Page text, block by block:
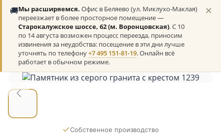
🚚Мы расширяемся. Офис в Беляево (ул. Миклухо-Маклая)
переезжает в более просторное помещение —
Старокалужское шоссе, 62 (м. Воронцовская). С 10
по 14 августа возможен процесс переезда, приносим
извинения за неудобства: посещение в эти дни лучше
уточнять по телефону+7 495 151-81-19. Онлайн всё
работает в обычном режиме.
×
Собственное производство